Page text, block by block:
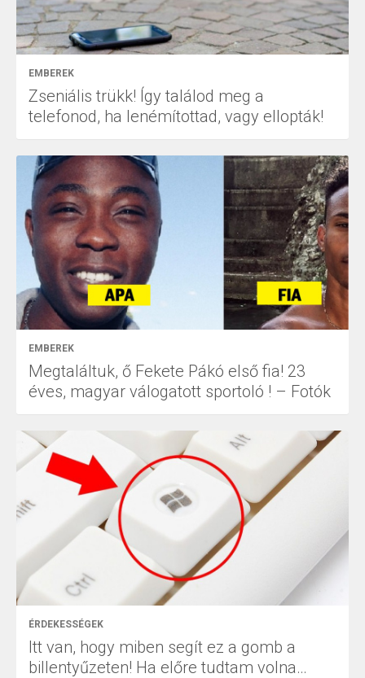
EMBEREK
Zseniális trükk! Így találod meg a
telefonod, ha lenémítottad, vagy ellopták!
EMBEREK
Megtaláltuk, ő Fekete Pákó első fia! 23
éves, magyar válogatott sportoló ! – Fotók
ÉRDEKESSÉGEK
Itt van, hogy miben segít ez a gomb a
billentyűzeten! Ha előre tudtam volna…